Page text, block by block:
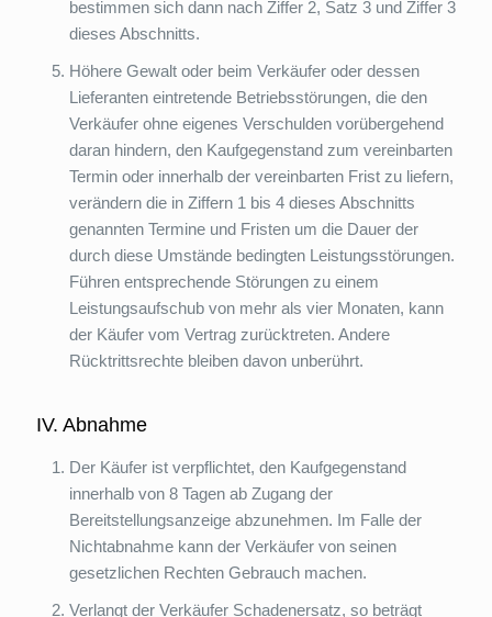
bestimmen sich dann nach Ziffer 2, Satz 3 und Ziffer 3
dieses Abschnitts.
Höhere Gewalt oder beim Verkäufer oder dessen
Lieferanten eintretende Betriebsstörungen, die den
Verkäufer ohne eigenes Verschulden vorübergehend
daran hindern, den Kaufgegenstand zum vereinbarten
Termin oder innerhalb der vereinbarten Frist zu liefern,
verändern die in Ziffern 1 bis 4 dieses Abschnitts
genannten Termine und Fristen um die Dauer der
durch diese Umstände bedingten Leistungsstörungen.
Führen entsprechende Störungen zu einem
Leistungsaufschub von mehr als vier Monaten, kann
der Käufer vom Vertrag zurücktreten. Andere
Rücktrittsrechte bleiben davon unberührt.
IV. Abnahme
Der Käufer ist verpflichtet, den Kaufgegenstand
innerhalb von 8 Tagen ab Zugang der
Bereitstellungsanzeige abzunehmen. Im Falle der
Nichtabnahme kann der Verkäufer von seinen
gesetzlichen Rechten Gebrauch machen.
Verlangt der Verkäufer Schadenersatz, so beträgt